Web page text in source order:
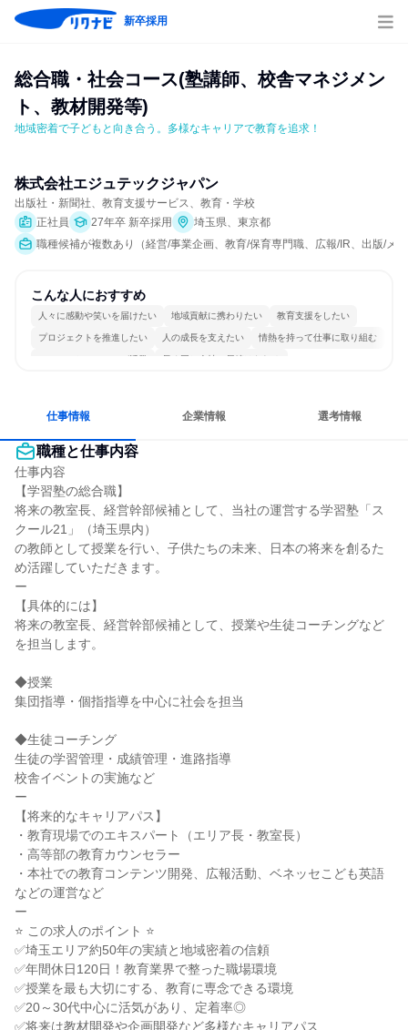
新卒採用
総合職・社会コース(塾講師、校舎マネジメン
ト、教材開発等)
地域密着で子どもと向き合う。多様なキャリアで教育を追求！
株式会社エジュテックジャパン
出版社・新聞社、教育支援サービス、教育・学校
正社員
27年卒 新卒採用
埼玉県、東京都
職種候補が複数あり（経営/事業企画、教育/保育専門職、広報/IR、出版/
こんな人におすすめ
人々に感動や笑いを届けたい 地域貢献に携わりたい 教育支援をしたい
プロジェクトを推進したい 人の成長を支えたい 情熱を持って仕事に取り組む
コミュニケーションが活発 長く同じ会社に居続けられる
仕事情報 企業情報 選考情報
職種と仕事内容
仕事内容
【学習塾の総合職】
将来の教室長、経営幹部候補として、当社の運営する学習塾「ス
クール21」（埼玉県内）
の教師として授業を行い、子供たちの未来、日本の将来を創るた
め活躍していただきます。
ー
【具体的には】
将来の教室長、経営幹部候補として、授業や生徒コーチングなど
を担当します。
◆授業
集団指導・個指指導を中心に社会を担当
◆生徒コーチング
生徒の学習管理・成績管理・進路指導
校舎イベントの実施など
ー
【将来的なキャリアパス】
・教育現場でのエキスパート（エリア長・教室長）
・高等部の教育カウンセラー
・本社での教育コンテンツ開発、広報活動、ベネッセこども英語
などの運営など
ー
⭐ この求人のポイント ⭐
✅埼玉エリア約50年の実績と地域密着の信頼
✅年間休日120日！教育業界で整った職場環境
✅授業を最も大切にする、教育に専念できる環境
✅20～30代中心に活気があり、定着率◎
✅将来は教材開発や企画開発など多様なキャリアパス